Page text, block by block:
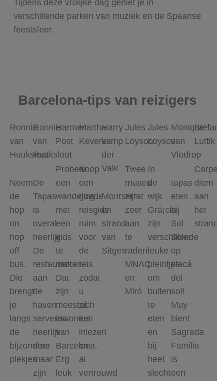
Tijdens deze vrolijke dag geniet je in
verschillende parken van muziek en de Spaanse
feestsfeer.
Barcelona-tips van reizigers
Ronnie
van
Huuksloot
Neem
de
hop
on
hop
off
bus.
Die
brengt
je
langs
de
bijzondere
plekjes
Ronnie
van
Huuksloot
De
Tapas
is
overal
heerlijk.
De
restaurants
aan
de
haven
serveren
heerlijk
eten
maar
zijn
Harmen
Post
Probeer
een
wandeling
met
een
gids
te
maken.
Dat
zijn
meestal
inwoners
van
Barcelona.
Erg
leuk
Martha
Keverkamp
Koop
een
goede
reisgids
ruim
voor
de
reis
zodat
u
zich
kan
inlezen
en
al
vertrouwd
Harry
van
der
Valk
Montserrat
en
strand
van
Sitges
Jules
Loyson
Twee
musea
zijn
zeer
aan
te
raden:
MNAC
en
Miró
Jules
Loyson
In
de
wijk
Grá¡cia
zijn
verschillende
leuke
pleintjes
om
buiten
te
eten
en
bij
heel
slecht
Monique
van
Vlodrop
tapas
eten
bij
Sol
Soler
op
placá
del
sol!
Muy
bien!
Sagrada
Familia
is
een
Luttik
diem
aan
het